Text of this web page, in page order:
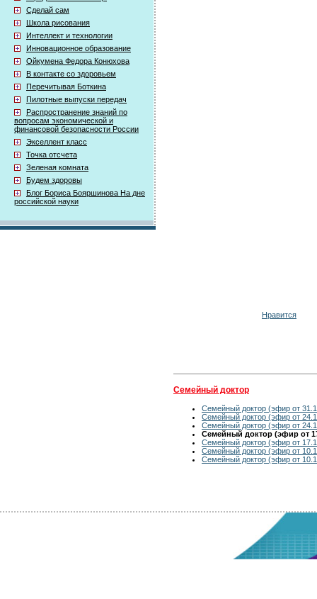
Сделай сам
Школа рисования
Интеллект и технологии
Инновационное образование
Ойкумена Федора Конюхова
В контакте со здоровьем
Перечитывая Боткина
Пилотные выпуски передач
Распространение знаний по
вопросам экономической и
финансовой безопасности России
Экселлент класс
Точка отсчета
Зеленая комната
Будем здоровы
Блог Бориса Бояршинова На дне
российской науки
Нравится
Семейный доктор
Семейный доктор (эфир от
Семейный доктор (эфир от
Семейный доктор (эфир от
Семейный доктор (эфир от
Семейный доктор (эфир от
Семейный доктор (эфир от
Семейный доктор (эфир от